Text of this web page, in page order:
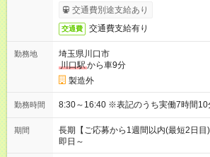
交通費別途支給あり
交通費 交通費支給有り
勤務地
埼玉県川口市
川口駅から車9分
製造外
勤務時間 8:30～16:40 ※表記のうち実働7時間
期間
長期【ご応募から1週間以内(最短2日目
即日～